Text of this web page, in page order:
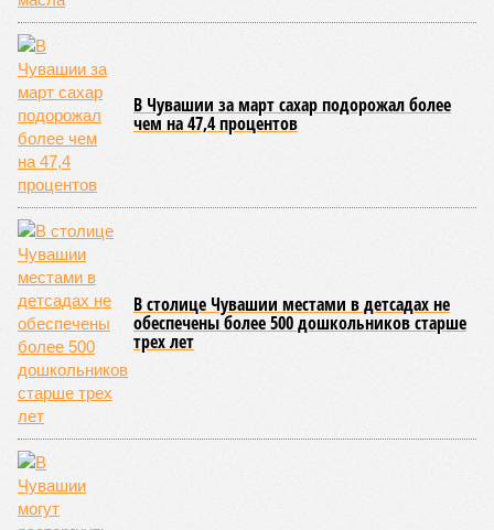
В Чувашии за март сахар подорожал более
чем на 47,4 процентов
В столице Чувашии местами в детсадах не
обеспечены более 500 дошкольников старше
трех лет